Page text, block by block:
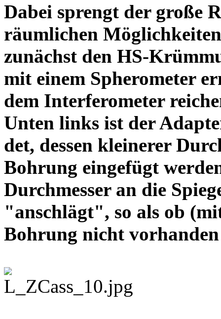
Dabei sprengt der große
räumlichen
zunächst den HS-
mit einem Spherometer
dem Interferometer
Unten links ist der
det, dessen kleinerer
Bohrung eingefügt
Durchmesser an die
"anschlägt", so als ob
Bohrung nicht